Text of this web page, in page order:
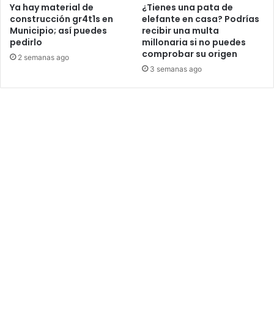
Ya hay material de
construcción gr4t1s en
Municipio; así puedes
pedirlo
2 semanas ago
¿Tienes una pata de
elefante en casa? Podrías
recibir una multa
millonaria si no puedes
comprobar su origen
3 semanas ago